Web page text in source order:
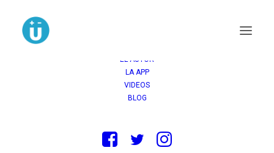
EL AUTOR
LA APP
VIDEOS
BLOG